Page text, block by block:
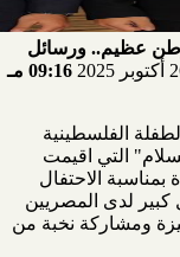
عظيم.. ورسائل
09:16 مـ
الفلسطينية
التي اقيمت
بمناسبة الاحتفال
لدى المصريين
ومشاركة نخبة من